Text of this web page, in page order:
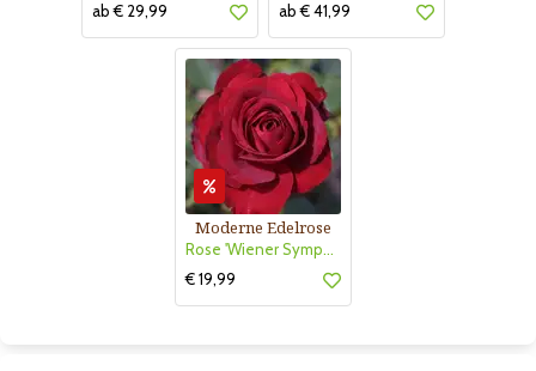
ab € 29,99
ab € 41,99
Moderne Edelrose
Rose 'Wiener Symphoniker'
€ 19,99